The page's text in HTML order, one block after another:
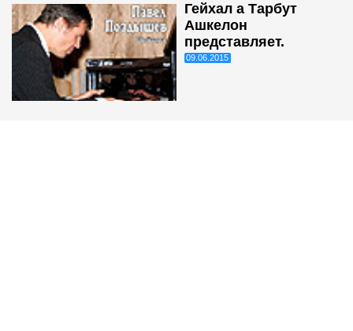
Гейхал а Тарбут
Ашкелон
представляет.
09.06.2015